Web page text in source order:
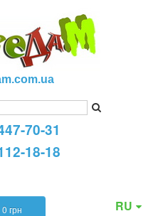
70-31
18-18
RU
грн